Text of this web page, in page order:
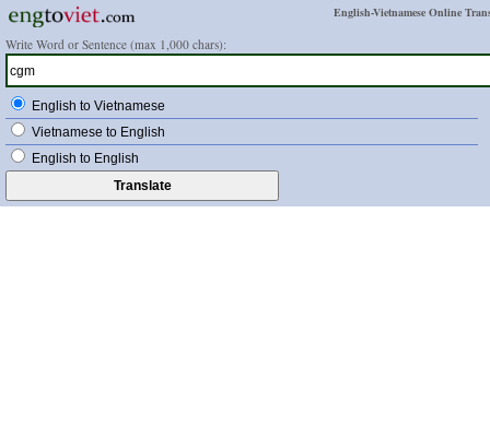
English-Vietnamese Online
Write Word or Sentence (max 1,000 chars):
English to Vietnamese
Vietnamese to English
English to English